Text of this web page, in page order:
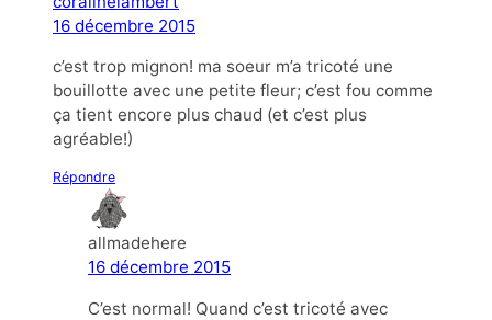
16 décembre 2015
c’est trop mignon! ma soeur m’a tricoté une
bouillotte avec une petite fleur; c’est fou comme
ça tient encore plus chaud (et c’est plus
agréable!)
Répondre
allmadehere
16 décembre 2015
C’est normal! Quand c’est tricoté avec